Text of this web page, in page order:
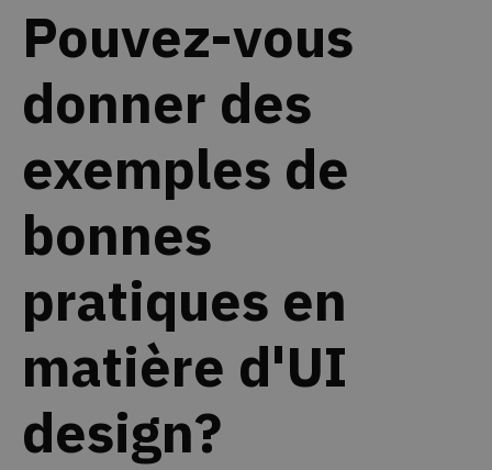
Pouvez-vous
donner des
exemples de
bonnes
pratiques en
matière d'UI
design?